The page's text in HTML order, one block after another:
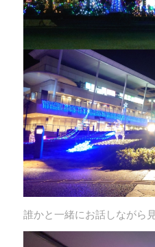
誰かと一緒にお話しながら